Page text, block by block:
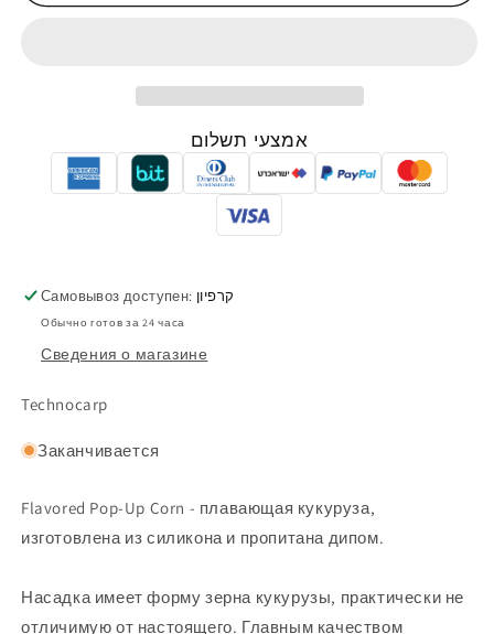
אמצעי תשלום
Самовывоз доступен: קרפיון
Обычно готов за 24 часа
Сведения о магазине
Technocarp
Заканчивается
Flavored Pop-Up Corn - плавающая кукуруза,
изготовлена из силикона и пропитана дипом.
Насадка имеет форму зерна кукурузы, практически не
отличимую от настоящего. Главным качеством